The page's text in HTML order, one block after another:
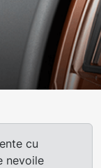
cu
nevoile